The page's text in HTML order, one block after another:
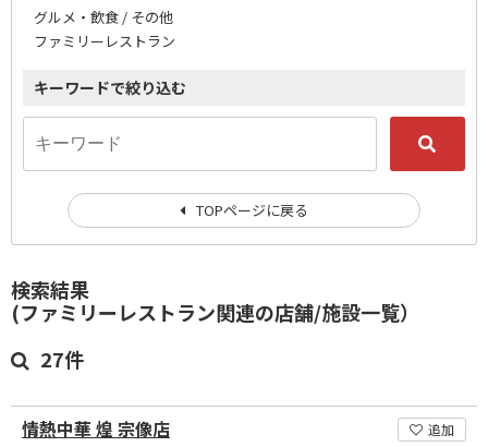
検索結果
(ファミリーレストラン関連の店舗/施設一覧）
27件
情熱中華 煌 宗像店 追加
グルメ・飲食 / その他
ファミリーレストラン
キーワードで絞り込む
TOPページに戻る